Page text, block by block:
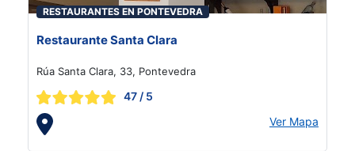
RESTAURANTES EN PONTEVEDRA
Restaurante Santa Clara
Rúa Santa Clara, 33, Pontevedra
47 / 5
Ver Mapa